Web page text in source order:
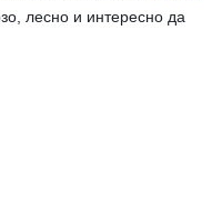
лесно и интересно да